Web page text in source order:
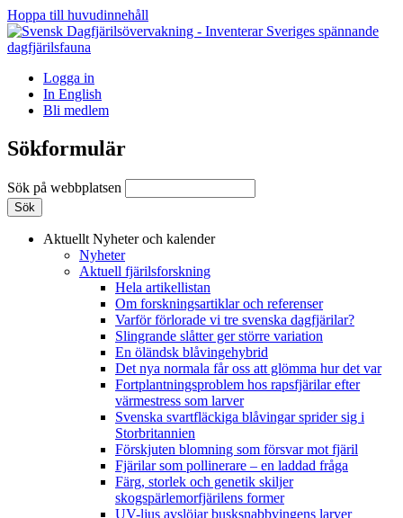
Hoppa till huvudinnehåll
Logga in
In English
Bli medlem
Sökformulär
Sök på webbplatsen
Aktuellt Nyheter och kalender
Nyheter
Aktuell fjärilsforskning
Hela artikellistan
Om forskningsartiklar och referenser
Varför förlorade vi tre svenska dagfjärilar?
Slingrande slåtter ger större variation
En öländsk blåvingehybrid
Det nya normala får oss att glömma hur det var
Fortplantningsproblem hos rapsfjärilar efter
värmestress som larver
Svenska svartfläckiga blåvingar sprider sig i
Storbritannien
Förskjuten blomning som försvar mot fjäril
Fjärilar som pollinerare – en laddad fråga
Färg, storlek och genetik skiljer
skogspärlemorfjärilens former
UV-ljus avslöjar busksnabbvingens larver